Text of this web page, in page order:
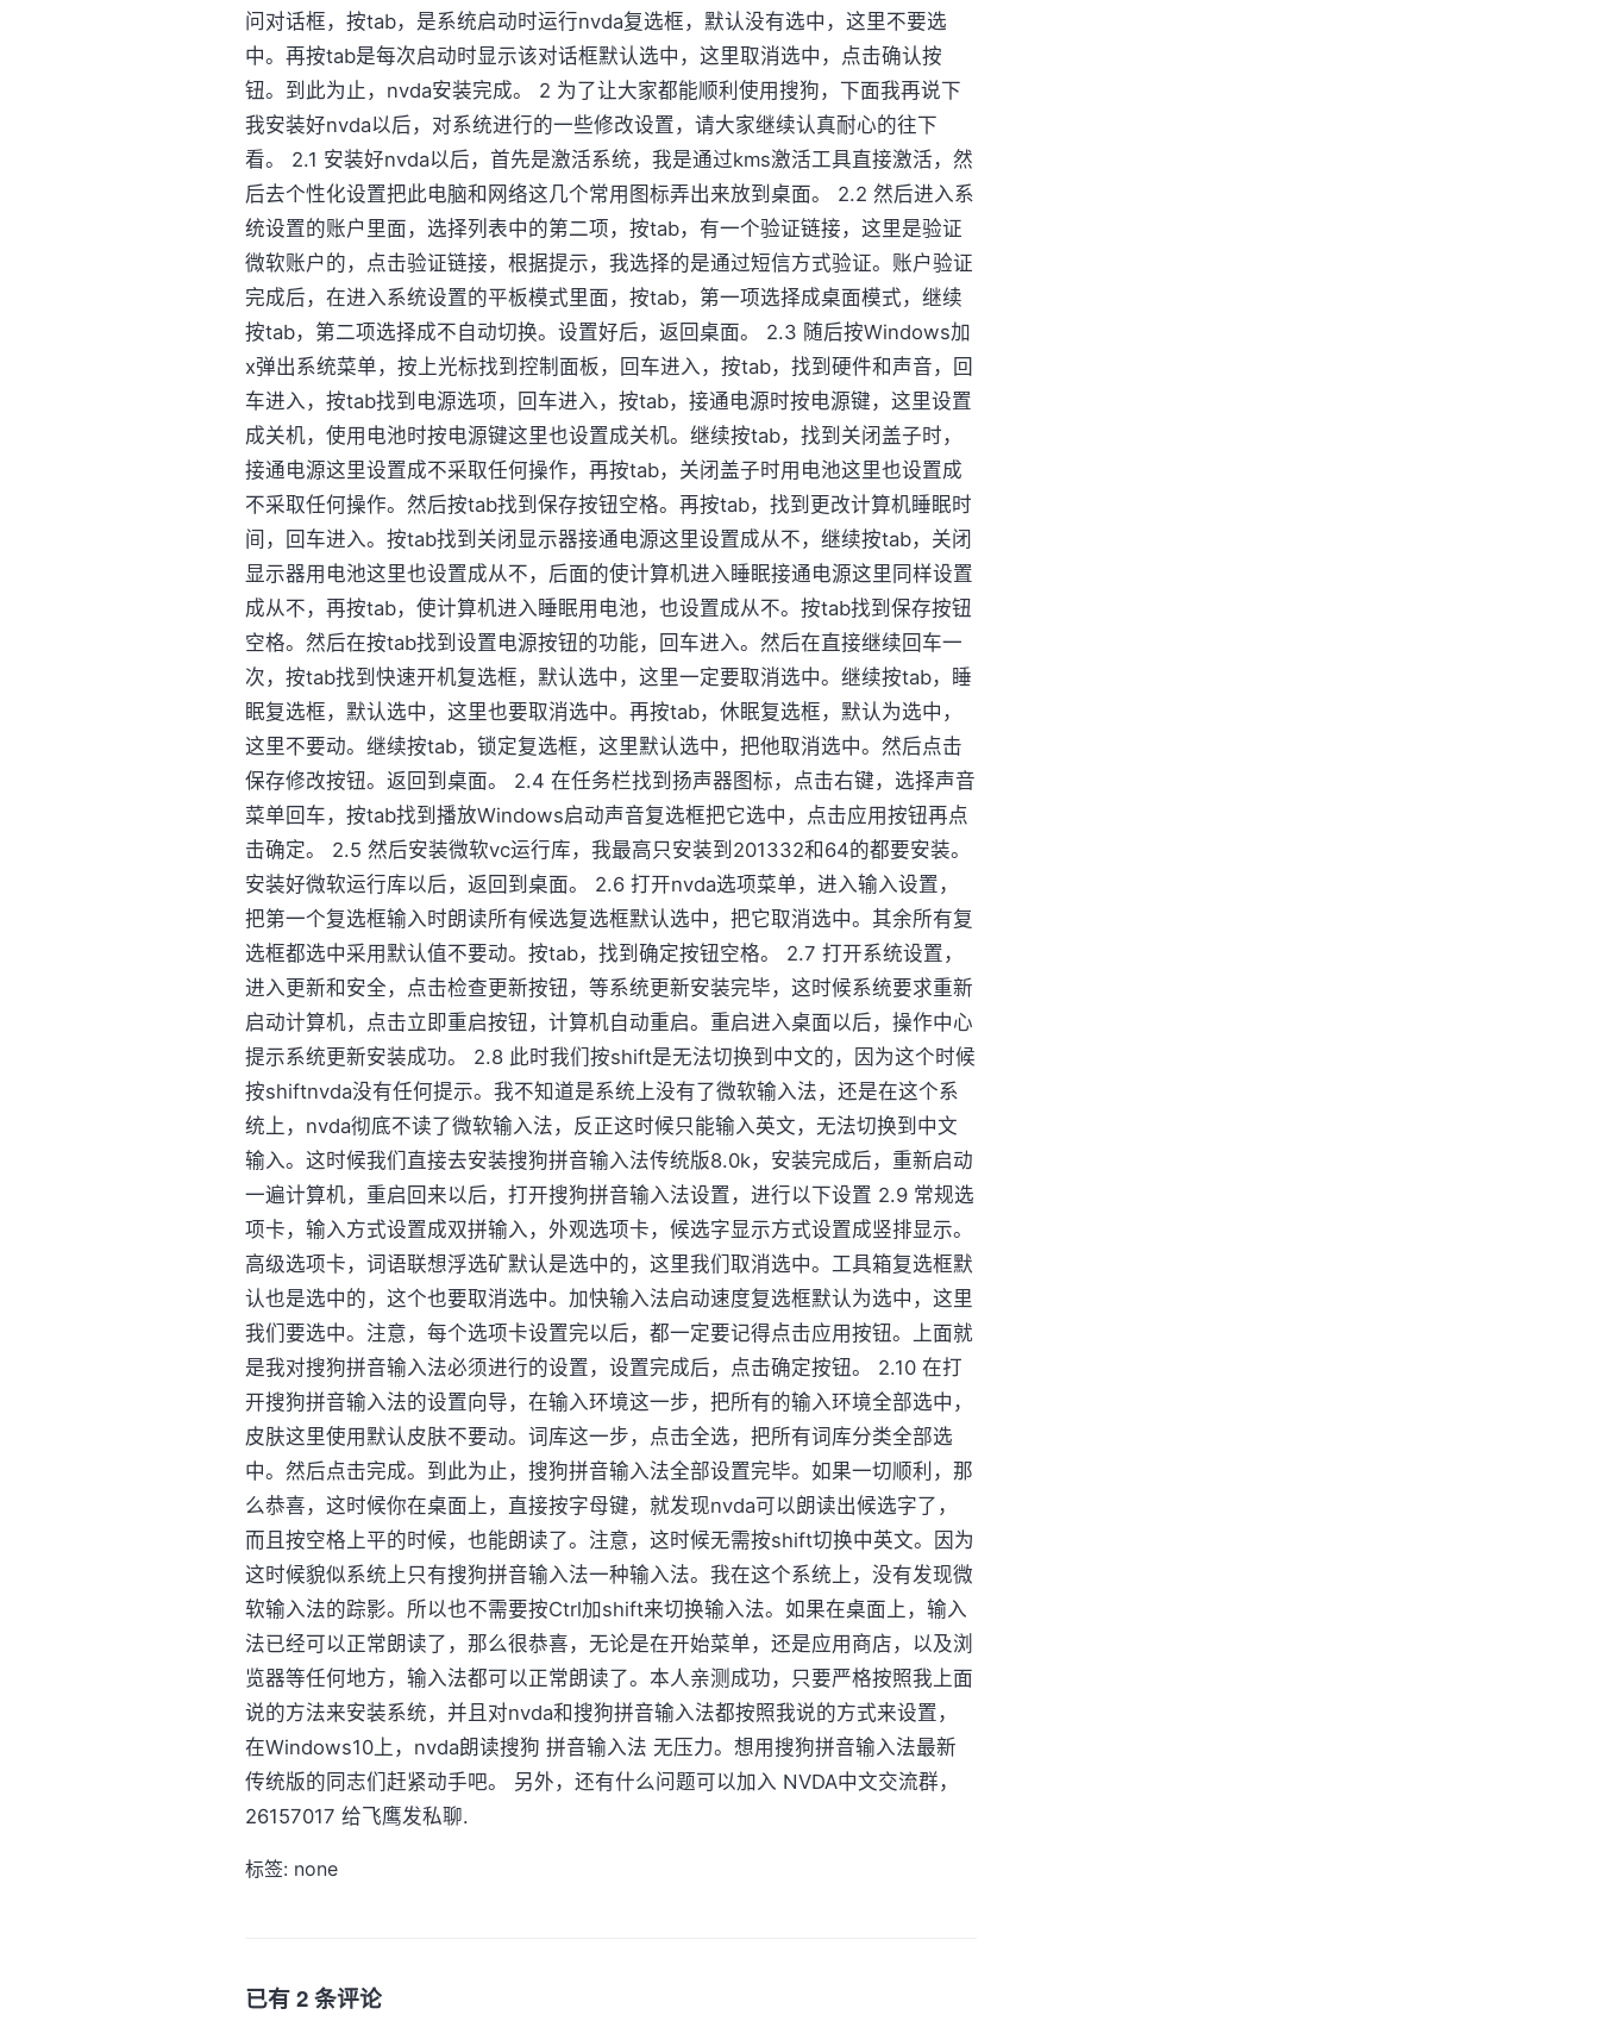
问对话框，按tab，是系统启动时运行nvda复选框，默认没有选中，这里不要选
中。再按tab是每次启动时显示该对话框默认选中，这里取消选中，点击确认按
钮。到此为止，nvda安装完成。 2 为了让大家都能顺利使用搜狗，下面我再说下
我安装好nvda以后，对系统进行的一些修改设置，请大家继续认真耐心的往下
看。 2.1 安装好nvda以后，首先是激活系统，我是通过kms激活工具直接激活，然
后去个性化设置把此电脑和网络这几个常用图标弄出来放到桌面。 2.2 然后进入系
统设置的账户里面，选择列表中的第二项，按tab，有一个验证链接，这里是验证
微软账户的，点击验证链接，根据提示，我选择的是通过短信方式验证。账户验证
完成后，在进入系统设置的平板模式里面，按tab，第一项选择成桌面模式，继续
按tab，第二项选择成不自动切换。设置好后，返回桌面。 2.3 随后按Windows加
x弹出系统菜单，按上光标找到控制面板，回车进入，按tab，找到硬件和声音，回
车进入，按tab找到电源选项，回车进入，按tab，接通电源时按电源键，这里设置
成关机，使用电池时按电源键这里也设置成关机。继续按tab，找到关闭盖子时，
接通电源这里设置成不采取任何操作，再按tab，关闭盖子时用电池这里也设置成
不采取任何操作。然后按tab找到保存按钮空格。再按tab，找到更改计算机睡眠时
间，回车进入。按tab找到关闭显示器接通电源这里设置成从不，继续按tab，关闭
显示器用电池这里也设置成从不，后面的使计算机进入睡眠接通电源这里同样设置
成从不，再按tab，使计算机进入睡眠用电池，也设置成从不。按tab找到保存按钮
空格。然后在按tab找到设置电源按钮的功能，回车进入。然后在直接继续回车一
次，按tab找到快速开机复选框，默认选中，这里一定要取消选中。继续按tab，睡
眠复选框，默认选中，这里也要取消选中。再按tab，休眠复选框，默认为选中，
这里不要动。继续按tab，锁定复选框，这里默认选中，把他取消选中。然后点击
保存修改按钮。返回到桌面。 2.4 在任务栏找到扬声器图标，点击右键，选择声音
菜单回车，按tab找到播放Windows启动声音复选框把它选中，点击应用按钮再点
击确定。 2.5 然后安装微软vc运行库，我最高只安装到201332和64的都要安装。
安装好微软运行库以后，返回到桌面。 2.6 打开nvda选项菜单，进入输入设置，
把第一个复选框输入时朗读所有候选复选框默认选中，把它取消选中。其余所有复
选框都选中采用默认值不要动。按tab，找到确定按钮空格。 2.7 打开系统设置，
进入更新和安全，点击检查更新按钮，等系统更新安装完毕，这时候系统要求重新
启动计算机，点击立即重启按钮，计算机自动重启。重启进入桌面以后，操作中心
提示系统更新安装成功。 2.8 此时我们按shift是无法切换到中文的，因为这个时候
按shiftnvda没有任何提示。我不知道是系统上没有了微软输入法，还是在这个系
统上，nvda彻底不读了微软输入法，反正这时候只能输入英文，无法切换到中文
输入。这时候我们直接去安装搜狗拼音输入法传统版8.0k，安装完成后，重新启动
一遍计算机，重启回来以后，打开搜狗拼音输入法设置，进行以下设置 2.9 常规选
项卡，输入方式设置成双拼输入，外观选项卡，候选字显示方式设置成竖排显示。
高级选项卡，词语联想浮选矿默认是选中的，这里我们取消选中。工具箱复选框默
认也是选中的，这个也要取消选中。加快输入法启动速度复选框默认为选中，这里
我们要选中。注意，每个选项卡设置完以后，都一定要记得点击应用按钮。上面就
是我对搜狗拼音输入法必须进行的设置，设置完成后，点击确定按钮。 2.10 在打
开搜狗拼音输入法的设置向导，在输入环境这一步，把所有的输入环境全部选中，
皮肤这里使用默认皮肤不要动。词库这一步，点击全选，把所有词库分类全部选
中。然后点击完成。到此为止，搜狗拼音输入法全部设置完毕。如果一切顺利，那
么恭喜，这时候你在桌面上，直接按字母键，就发现nvda可以朗读出候选字了，
而且按空格上平的时候，也能朗读了。注意，这时候无需按shift切换中英文。因为
这时候貌似系统上只有搜狗拼音输入法一种输入法。我在这个系统上，没有发现微
软输入法的踪影。所以也不需要按Ctrl加shift来切换输入法。如果在桌面上，输入
法已经可以正常朗读了，那么很恭喜，无论是在开始菜单，还是应用商店，以及浏
览器等任何地方，输入法都可以正常朗读了。本人亲测成功，只要严格按照我上面
说的方法来安装系统，并且对nvda和搜狗拼音输入法都按照我说的方式来设置，
在Windows10上，nvda朗读搜狗 拼音输入法 无压力。想用搜狗拼音输入法最新
传统版的同志们赶紧动手吧。 另外，还有什么问题可以加入 NVDA中文交流群，
26157017 给飞鹰发私聊.
标签: none
已有 2 条评论